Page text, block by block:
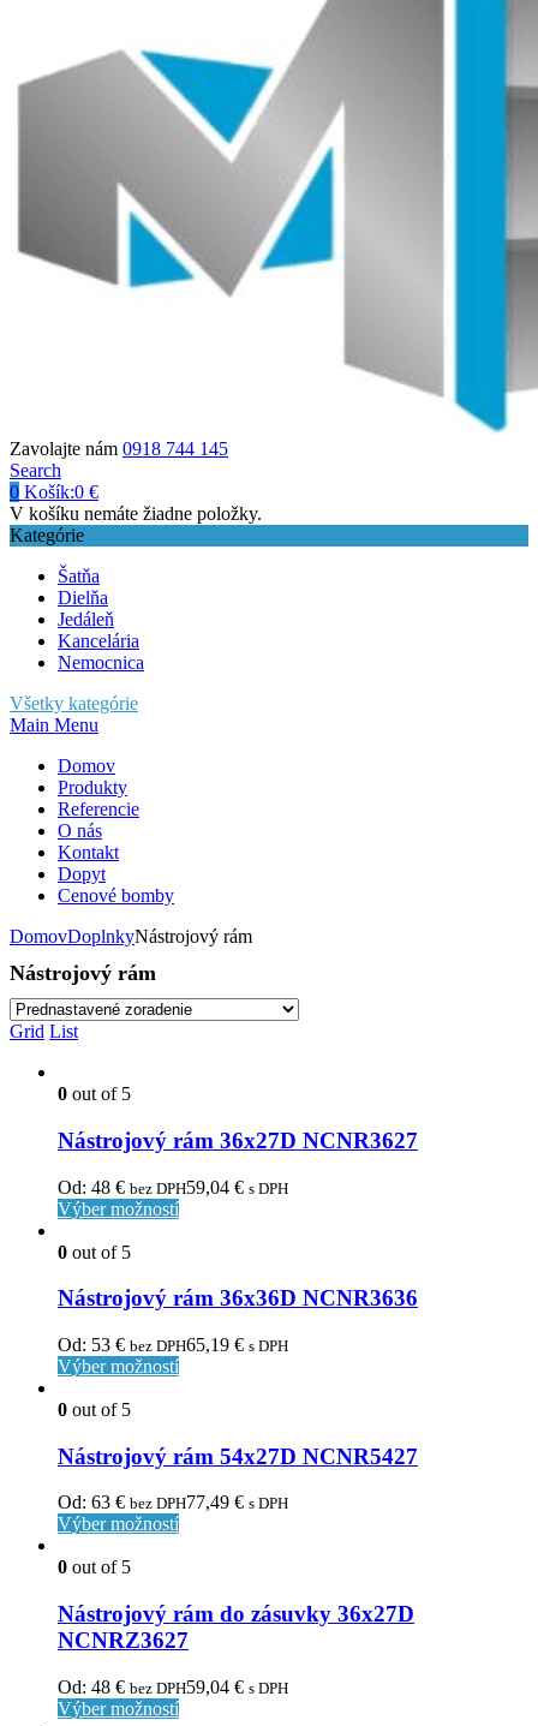
Zavolajte nám 0918 744 145
Search
0 Košík:0 €
V košíku nemáte žiadne položky.
Kategórie
Šatňa
Dielňa
Jedáleň
Kancelária
Nemocnica
Všetky kategórie
Main Menu
Domov
Produkty
Referencie
O nás
Kontakt
Dopyt
Cenové bomby
DomovDoplnkyNástrojový rám
Nástrojový rám
Grid List
0 out of 5
Nástrojový rám 36x27D NCNR3627
Od: 48 € bez DPH59,04 € s DPH
Výber možností
0 out of 5
Nástrojový rám 36x36D NCNR3636
Od: 53 € bez DPH65,19 € s DPH
Výber možností
0 out of 5
Nástrojový rám 54x27D NCNR5427
Od: 63 € bez DPH77,49 € s DPH
Výber možností
0 out of 5
Nástrojový rám do zásuvky 36x27D
NCNRZ3627
Od: 48 € bez DPH59,04 € s DPH
Výber možností